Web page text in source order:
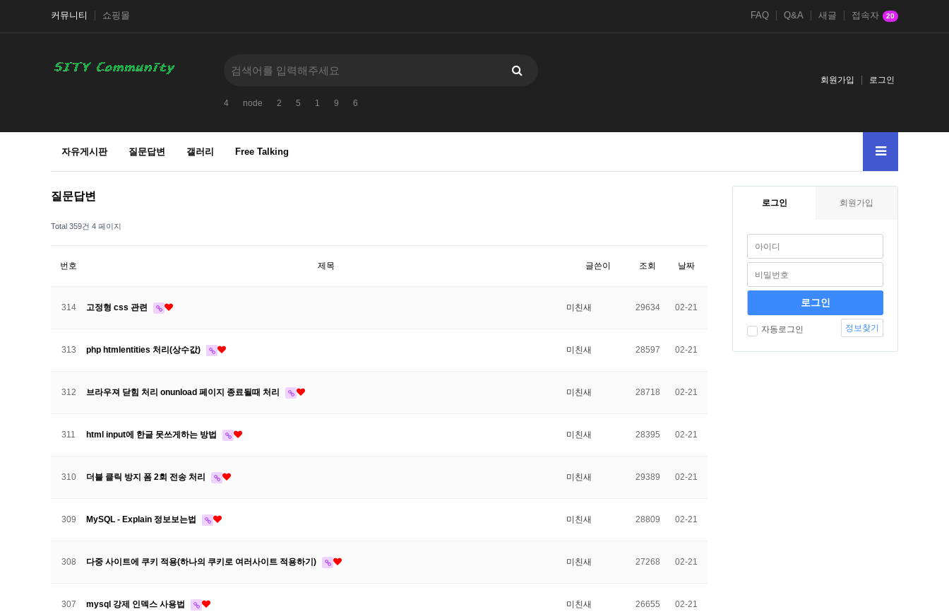
커뮤니티 쇼핑몰 FAQ Q&A 새글 접속자 20
4 node 2 5 1 9 6
회원가입 로그인
자유게시판 질문답변 갤러리 Free Talking
질문답변
Total 359건 4 페이지
번호 제목 글쓴이 조회 날짜
314 고정형 css 관련 미친새 29634 02-21
313 php htmlentities 처리(상수값) 미친새 28597 02-21
312 브라우져 닫힘 처리 onunload 페이지 종료될때 처리 미친새 28718 02-21
311 html input에 한글 못쓰게하는 방법 미친새 28395 02-21
310 더블 클릭 방지 폼 2회 전송 처리 미친새 29389 02-21
309 MySQL - Explain 정보보는법 미친새 28809 02-21
308 다중 사이트에 쿠키 적용(하나의 쿠키로 여러사이트 적용하기) 미친새 27268 02-21
307 mysql 강제 인덱스 사용법 미친새 26655 02-21
로그인 회원가입
자동로그인 정보찾기